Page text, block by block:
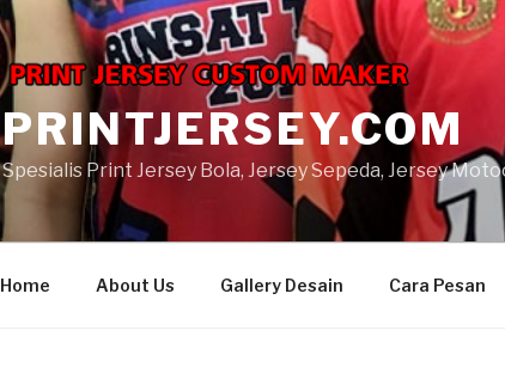
PRINTJERSEY.COM
Spesialis Print Jersey Bola, Jersey Sepeda, Jersey
Home About Us Gallery Desain Cara Pesan